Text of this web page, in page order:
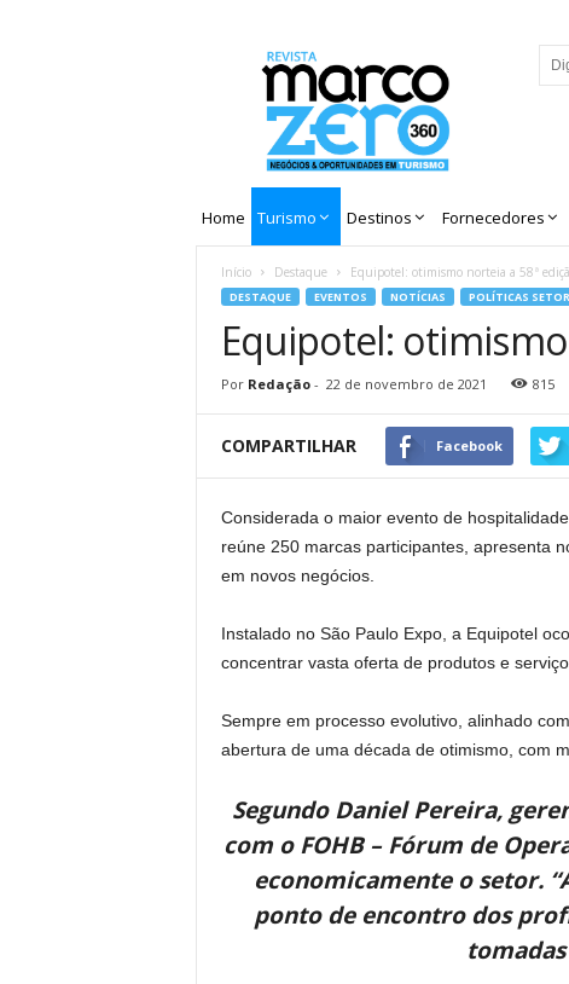
Home Turismo Destinos Fornecedores
Início Destaque Equipotel: otimismo norteia a 58ª
DESTAQUE EVENTOS NOTÍCIAS POLÍTICAS
Equipotel:
Por Redação- 22 de novembro de 2021 815
COMPARTILHAR Facebook
Considerada o maior evento de
reúne 250 marcas participantes, apresenta
em novos negócios.
Instalado no São Paulo Expo, a Equipotel
concentrar vasta oferta de produtos e
Sempre em processo evolutivo, alinhado
abertura de uma década de otimismo, com
Segundo Daniel Pereira,
com o FOHB – Fórum de
economicamente o setor.
ponto de encontro dos